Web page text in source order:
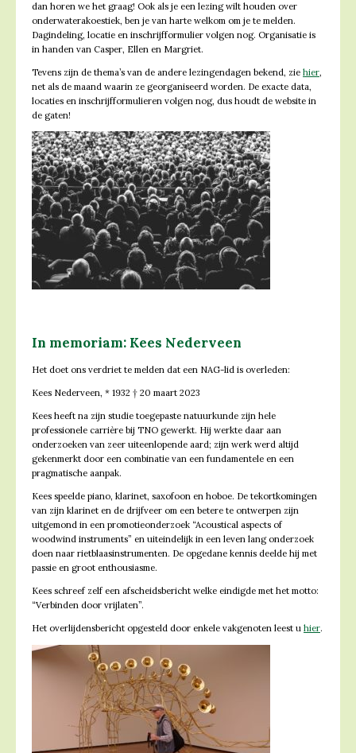
dan horen we het graag! Ook als je een lezing wilt houden over
onderwaterakoestiek, ben je van harte welkom om je te melden.
Dagindeling, locatie en inschrijfformulier volgen nog. Organisatie is
in handen van Casper, Ellen en Margriet.
Tevens zijn de thema’s van de andere lezingendagen bekend, zie hier,
net als de maand waarin ze georganiseerd worden. De exacte data,
locaties en inschrijfformulieren volgen nog, dus houdt de website in
de gaten!
In memoriam: Kees Nederveen
Het doet ons verdriet te melden dat een NAG-lid is overleden:
Kees Nederveen, * 1932 † 20 maart 2023
Kees heeft na zijn studie toegepaste natuurkunde zijn hele
professionele carrière bij TNO gewerkt. Hij werkte daar aan
onderzoeken van zeer uiteenlopende aard; zijn werk werd altijd
gekenmerkt door een combinatie van een fundamentele en een
pragmatische aanpak.
Kees speelde piano, klarinet, saxofoon en hoboe. De tekortkomingen
van zijn klarinet en de drijfveer om een betere te ontwerpen zijn
uitgemond in een promotieonderzoek “Acoustical aspects of
woodwind instruments” en uiteindelijk in een leven lang onderzoek
doen naar rietblaasinstrumenten. De opgedane kennis deelde hij met
passie en groot enthousiasme.
Kees schreef zelf een afscheidsbericht welke eindigde met het motto:
“Verbinden door vrijlaten”.
Het overlijdensbericht opgesteld door enkele vakgenoten leest u hier.